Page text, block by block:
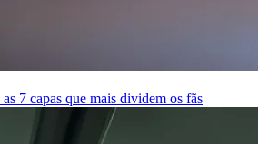
7 capas que mais dividem os fãs